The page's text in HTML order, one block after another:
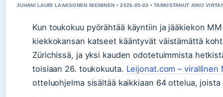
JUHANI LAURI LAAKSONEN NIEMINEN • 2026-05-03 • TARKISTANUT AINO
Kun toukokuu pyörähtää käyntiin ja jääkiekon
kiekkokansan katseet kääntyvät väistämättä
Zürichissä, ja yksi kauden odotetuimmista
toisiaan 26. toukokuuta. Leijonat.com –
otteluohjelma sisältää kaikkiaan 64 ottelua,